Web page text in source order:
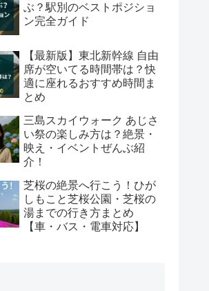
ぶ？駅別のベストポジショ
ン完全ガイド
【最新版】東北新幹線 自由
席が空いてる時間帯は？快
適に座れるおすすめ時間ま
とめ
三島スカイウォーク あじさ
い祭の楽しみ方は？絶景・
映え・イベントぜんぶ紹
介！
芝桜の絶景へ行こう！ひが
しもこと芝桜公園・芝桜の
湯までの行き方まとめ
【車・バス・電車対応】